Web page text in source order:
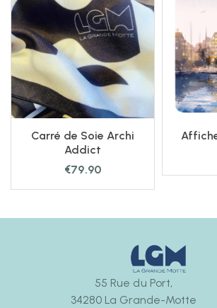
Carré de Soie Archi
Addict
€79.90
55 Rue du Port,
34280 La Grande-Motte